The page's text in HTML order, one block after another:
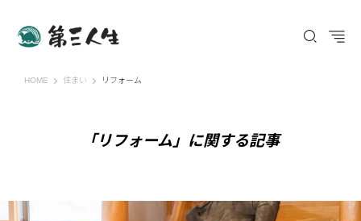
HOME 第三人生 〜寄り道の歩き方〜
住まい リフォーム
「リフォーム」に関する記事